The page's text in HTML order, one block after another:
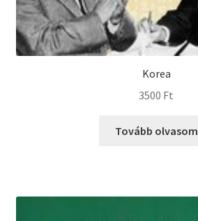
Korea
3500 Ft
Tovább olvasom